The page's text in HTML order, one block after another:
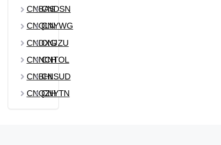
CNBASCNDSN
CNQLNCNYWG
CNDXG
CNJZU
CNNCHCNTOL
CNBHICNSUD
CNQZHCNYTN